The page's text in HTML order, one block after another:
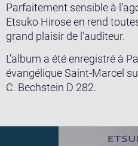
Parfaitement sensible à
Etsuko Hirose en rend
grand plaisir de l’auditeur.
L’album a été enregistré à
évangélique Saint-Marcel
C. Bechstein D 282.